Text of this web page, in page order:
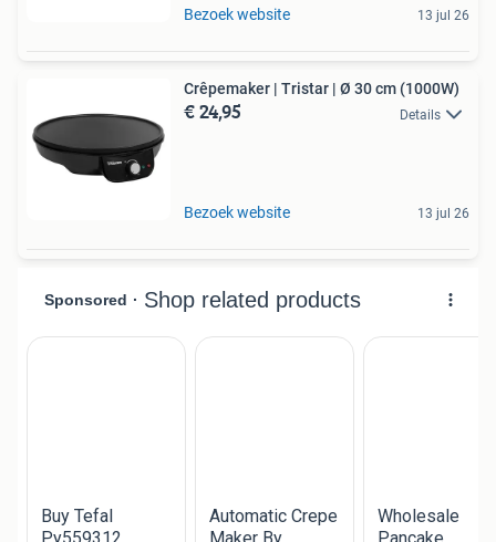
Bezoek website 13 jul 26
Crêpemaker | Tristar | Ø 30 cm (1000W)
€ 24,95 Details
Bezoek website 13 jul 26